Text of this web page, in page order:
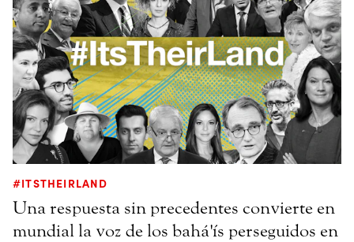
#ITSTHEIRLAND
Una respuesta sin precedentes convierte en
mundial la voz de los bahá'ís perseguidos en